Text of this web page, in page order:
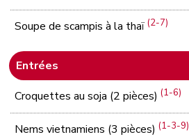
Soupe de scampis à la thaï(2-7)
Entrées
Croquettes au soja (2 pièces)(1-6)
Nems vietnamiens (3 pièces)(1-3-9)